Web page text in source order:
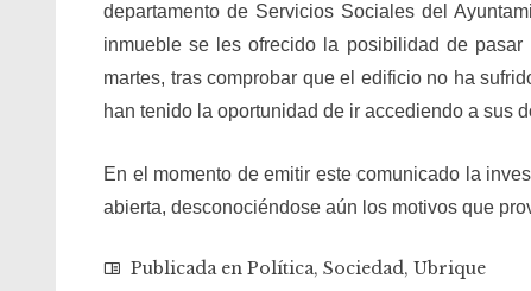
departamento de Servicios Sociales del
inmueble se les ofrecido la posibilidad de
martes, tras comprobar que el edificio no ha
han tenido la oportunidad de ir accediendo a sus
En el momento de emitir este comunicado la
abierta, desconociéndose aún los motivos que
Publicada en Política, Sociedad, Ubrique